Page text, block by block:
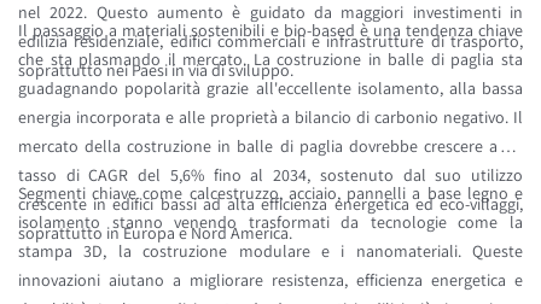
nel 2022. Questo aumento è guidato da maggiori investimenti in
edilizia residenziale, edifici commerciali e infrastrutture di trasporto,
soprattutto nei Paesi in via di sviluppo.
Il passaggio a materiali sostenibili e bio-based è una tendenza chiave
che sta plasmando il mercato. La costruzione in balle di paglia sta
guadagnando popolarità grazie all'eccellente isolamento, alla bassa
energia incorporata e alle proprietà a bilancio di carbonio negativo. Il
mercato della costruzione in balle di paglia dovrebbe crescere a un
tasso di CAGR del 5,6% fino al 2034, sostenuto dal suo utilizzo
crescente in edifici bassi ad alta efficienza energetica ed eco-villaggi,
soprattutto in Europa e Nord America.
Segmenti chiave come calcestruzzo, acciaio, pannelli a base legno e
isolamento stanno venendo trasformati da tecnologie come la
stampa 3D, la costruzione modulare e i nanomateriali. Queste
innovazioni aiutano a migliorare resistenza, efficienza energetica e